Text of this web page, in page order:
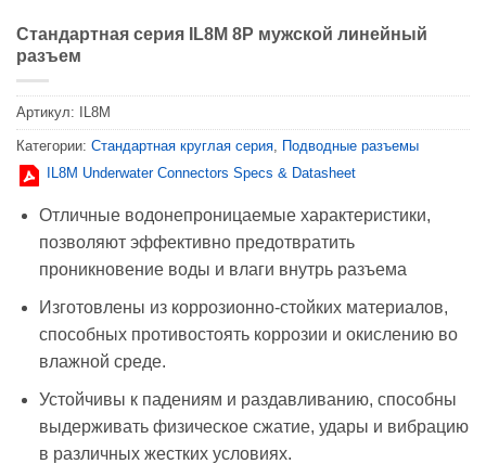
Стандартная серия IL8M 8P мужской линейный
разъем
Артикул: IL8M
Категории: Стандартная круглая серия Подводные разъемы
IL8M Underwater Connectors Specs & Datasheet
Отличные водонепроницаемые характеристики,
позволяют эффективно предотвратить
проникновение воды и влаги внутрь разъема
Изготовлены из коррозионно-стойких материалов,
способных противостоять коррозии и окислению во
влажной среде.
Устойчивы к падениям и раздавливанию, способны
выдерживать физическое сжатие, удары и вибрацию
в различных жестких условиях.